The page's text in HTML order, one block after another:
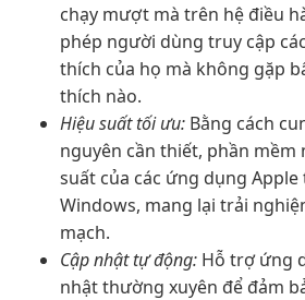
chạy mượt mà trên hệ điều
phép người dùng truy cập
thích của họ mà không gặp
thích nào.
Hiệu suất tối ưu: Bằng cách
nguyên cần thiết, phần mềm
suất của các ứng dụng
Windows, mang lại trải
mạch.
Cập nhật tự động: Hỗ trợ ứng
nhật thường xuyên để đảm